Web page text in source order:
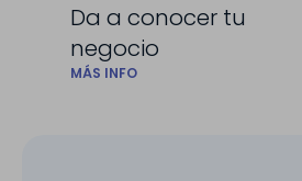
Da a conocer tu
negocio
MÁS INFO